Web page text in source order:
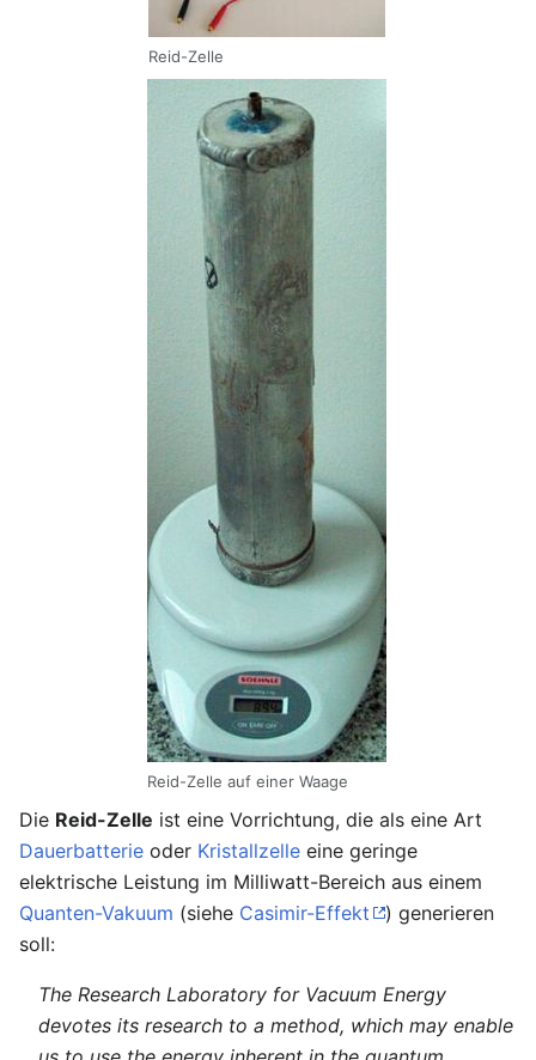
Reid-Zelle
Reid-Zelle auf einer Waage
Die Reid-Zelle ist eine Vorrichtung, die als eine Art
Dauerbatterie oder Kristallzelle eine geringe
elektrische Leistung im Milliwatt-Bereich aus einem
Quanten-Vakuum (siehe Casimir-Effekt
) generieren
soll:
The Research Laboratory for Vacuum Energy
devotes its research to a method, which may enable